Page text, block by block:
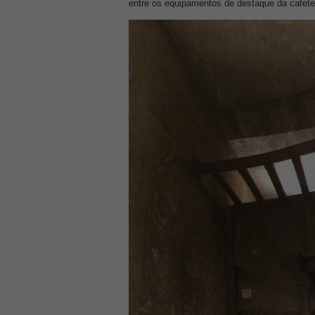
entre os equipamentos de destaque da